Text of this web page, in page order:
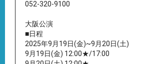
052-320-9100
大阪公演
■日程
2025年9月19日(金)~9月20日(土)
9月19日(金) 12:00★/17:00